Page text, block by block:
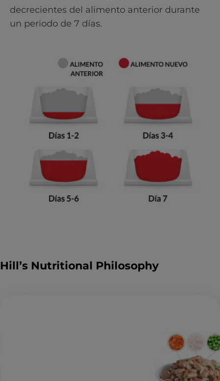
decrecientes del alimento anterior durante
un periodo de 7 días.
Hill’s Nutritional Philosophy